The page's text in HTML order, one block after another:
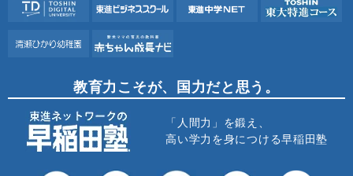
教育力こそが、国力だと思う。
「人間力」を鍛え、
高い学力を身につける早稲田塾